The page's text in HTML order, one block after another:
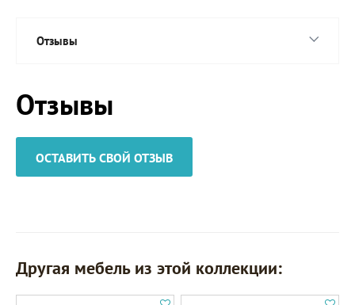
Отзывы
Отзывы
ОСТАВИТЬ СВОЙ ОТЗЫВ
Другая мебель из этой коллекции: